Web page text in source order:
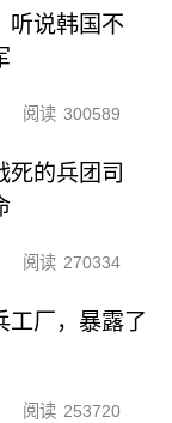
听说韩国不
阅读 300589
死的兵团司
阅读 270334
工厂，暴露了
阅读 253720